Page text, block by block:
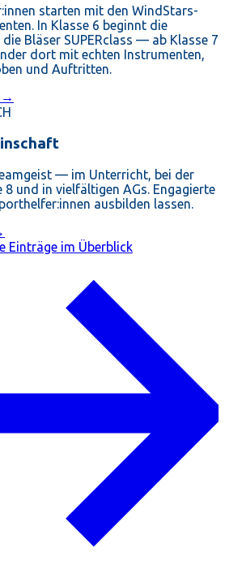
starten mit den WindStars-
In Klasse 6 beginnt die
Bläser SUPERclass — ab Klasse 7
dort mit echten Instrumenten,
und Auftritten.
→
— im Unterricht, bei der
8 und in vielfältigen AGs. Engagierte
ausbilden lassen.
Einträge im Überblick